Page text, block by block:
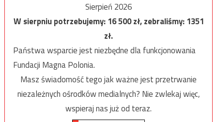
Sierpień 2026
W sierpniu potrzebujemy:16 500zł, zebraliśmy:1351
zł.
Państwa wsparcie jest niezbędne dla funkcjonowania
Fundacji Magna Polonia.
Masz świadomość tego jak ważne jest przetrwanie
niezależnych ośrodków medialnych? Nie zwlekaj więc,
wspieraj nas już od teraz.